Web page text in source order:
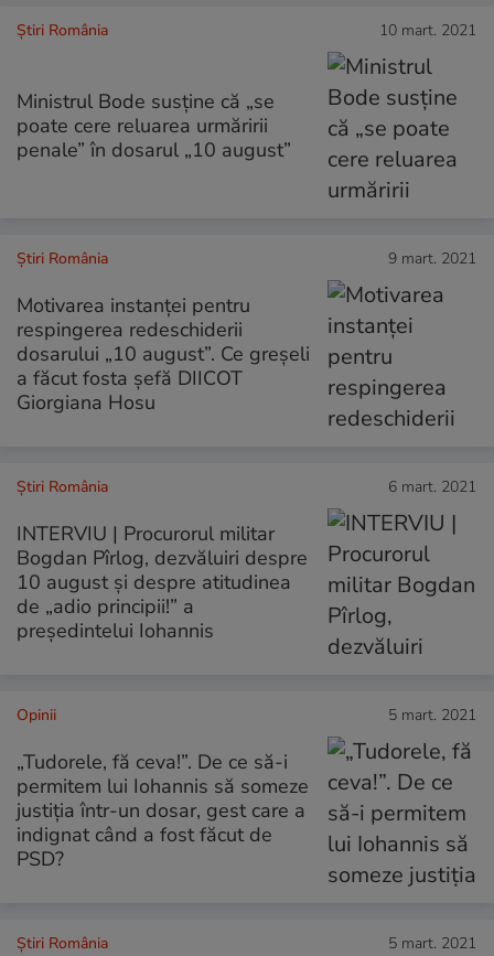
Știri România 10 mart. 2021
Ministrul Bode susține că „se
poate cere reluarea urmăririi
penale” în dosarul „10 august”
Știri România 9 mart. 2021
Motivarea instanței pentru
respingerea redeschiderii
dosarului „10 august”. Ce greșeli
a făcut fosta șefă DIICOT
Giorgiana Hosu
Știri România 6 mart. 2021
INTERVIU | Procurorul militar
Bogdan Pîrlog, dezvăluiri despre
10 august și despre atitudinea
de „adio principii!” a
președintelui Iohannis
Opinii 5 mart. 2021
„Tudorele, fă ceva!”. De ce să-i
permitem lui Iohannis să someze
justiția într-un dosar, gest care a
indignat când a fost făcut de
PSD?
Știri România 5 mart. 2021